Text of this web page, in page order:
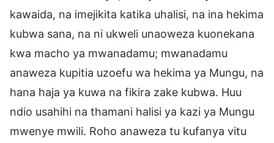
kawaida, na imejikita katika uhalisi, na ina hekima
kubwa sana, na ni ukweli unaoweza kuonekana
kwa macho ya mwanadamu; mwanadamu
anaweza kupitia uzoefu wa hekima ya Mungu, na
hana haja ya kuwa na fikira zake kubwa. Huu
ndio usahihi na thamani halisi ya kazi ya Mungu
mwenye mwili. Roho anaweza tu kufanya vitu